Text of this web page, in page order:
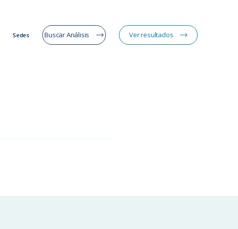
Sedes Buscar Análisis Ver resultados